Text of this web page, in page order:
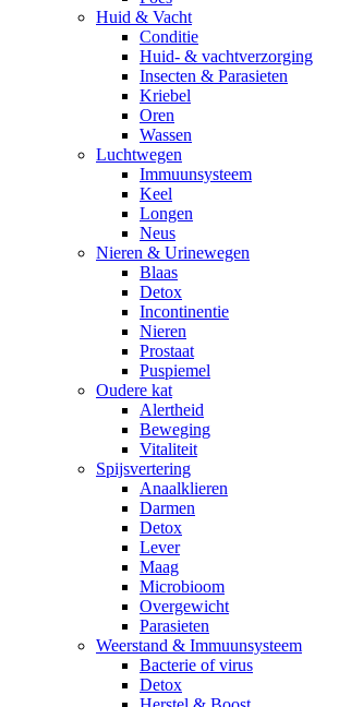
Huid & Vacht
Conditie
Huid- & vachtverzorging
Insecten & Parasieten
Kriebel
Oren
Wassen
Luchtwegen
Immuunsysteem
Keel
Longen
Neus
Nieren & Urinewegen
Blaas
Detox
Incontinentie
Nieren
Prostaat
Puspiemel
Oudere kat
Alertheid
Beweging
Vitaliteit
Spijsvertering
Anaalklieren
Darmen
Detox
Lever
Maag
Microbioom
Overgewicht
Parasieten
Weerstand & Immuunsysteem
Bacterie of virus
Detox